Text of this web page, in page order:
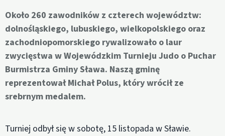
Około 260 zawodników z czterech województw:
dolnośląskiego, lubuskiego, wielkopolskiego oraz
zachodniopomorskiego rywalizowało o laur
zwycięstwa w Wojewódzkim Turnieju Judo o Puchar
Burmistrza Gminy Sława. Naszą gminę
reprezentował Michał Polus, który wrócił ze
srebrnym medalem.
Turniej odbył się w sobotę, 15 listopada w Sławie.